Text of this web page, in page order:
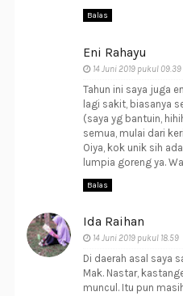
Balas
Eni Rahayu
14 Juni 2019 pukul 09.39
Tahun ini saya juga
lagi sakit, biasanya
(saya yg bantuin,
semua, mulai dari
Oiya, kok unik sih
lumpia goreng ya.
Balas
Ida Raihan
14 Juni 2019 pukul 18.59
Di daerah asal saya
Mak. Nastar,
muncul. Itu pun